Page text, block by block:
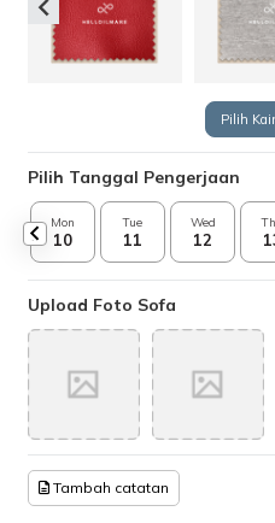
Pilih
Pilih Tanggal Pengerjaan
Mon
10
Tue
11
Wed
12
Upload Foto Sofa
Tambah catatan